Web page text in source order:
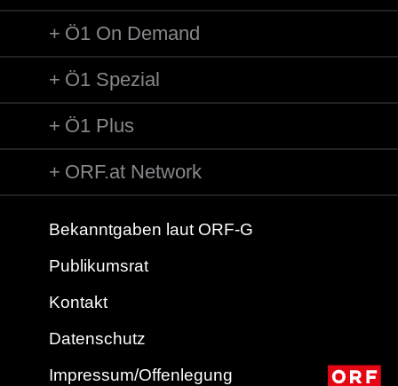
Ö1 On Demand
Ö1 Spezial
Ö1 Plus
ORF.at Network
Bekanntgaben laut ORF-G
Publikumsrat
Kontakt
Datenschutz
Impressum/Offenlegung